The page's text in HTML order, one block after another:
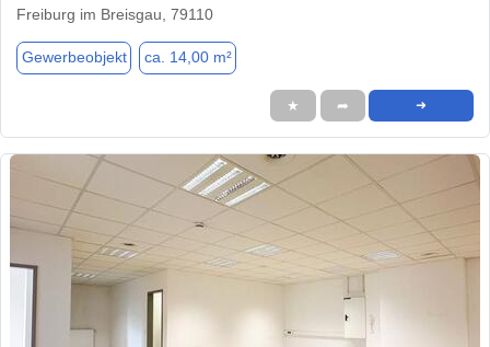
Freiburg im Breisgau, 79110
Gewerbeobjekt ca. 14,00 m²
★ ➦ ➜